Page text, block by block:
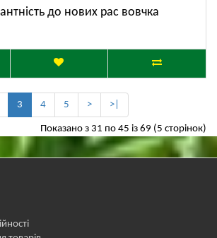
до нових рас вовчка
3 4 5 > >|
Показано з 31 по 45 із 69 (5 сторінок)